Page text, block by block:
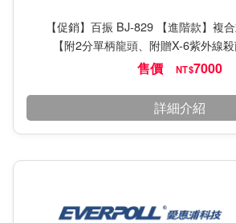
【促銷】百振 BJ-829 【進階款】複
【附2分單柄龍頭、附贈X-6紫外線
售價 NT$7000
詳細介紹